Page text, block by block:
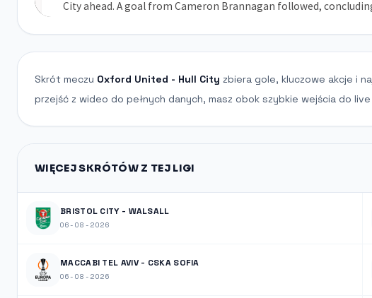
Skrót meczu Oxford United - Hull City zbiera gole, kluczowe akcje i
przejść z wideo do pełnych danych, masz obok szybkie wejścia do
WIĘCEJ SKRÓTÓW Z TEJ LIGI
BRISTOL CITY - WALSALL
06-08-2026
MACCABI TEL AVIV - CSKA SOFIA
06-08-2026